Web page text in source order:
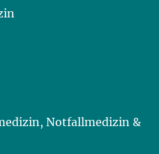
Notfallmedizin &